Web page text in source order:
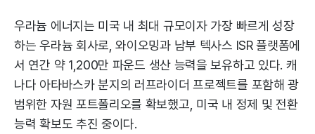
우라늄 에너지는 미국 내 최대 규모이자 가장 빠르게 성장
하는 우라늄 회사로, 와이오밍과 남부 텍사스 ISR 플랫폼에
서 연간 약 1,200만 파운드 생산 능력을 보유하고 있다. 캐
나다 아타바스카 분지의 러프라이더 프로젝트를 포함해 광
범위한 자원 포트폴리오를 확보했고, 미국 내 정제 및 전환
능력 확보도 추진 중이다.